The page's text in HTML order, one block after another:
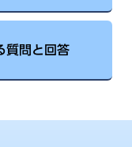
質問と回答